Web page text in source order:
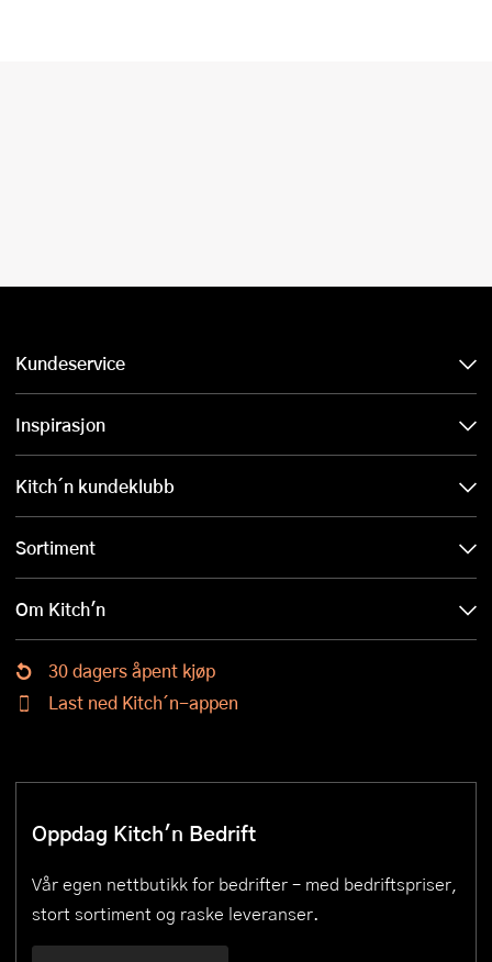
Kundeservice
Inspirasjon
Kitch´n kundeklubb
Sortiment
Om Kitch'n
30 dagers åpent kjøp
Last ned Kitch´n-appen
Oppdag Kitch'n Bedrift
Vår egen nettbutikk for bedrifter – med bedriftspriser,
stort sortiment og raske leveranser.